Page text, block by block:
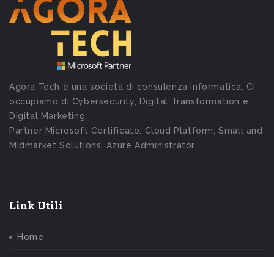
Agora Tech è una società di consulenza informatica. Ci
occupiamo di Cybersecurity, Digital Transformation e
Digital Marketing.
Partner Microsoft Certificato: Cloud Platform; Small and
Midmarket Solutions; Azure Administrator.
Link Utili
Home